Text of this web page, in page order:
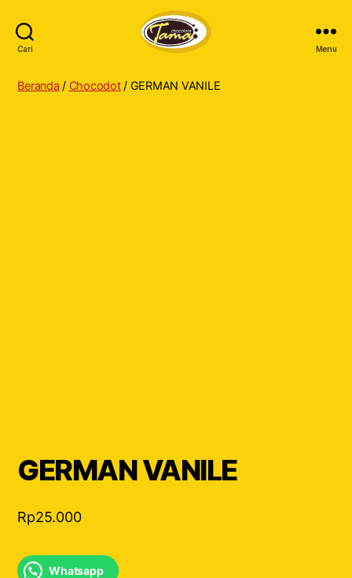
Cari
Cokelat
Menu
Beranda / Chocodot/ GERMAN VANILE
GERMAN VANILE
Rp25.000
Whatsapp